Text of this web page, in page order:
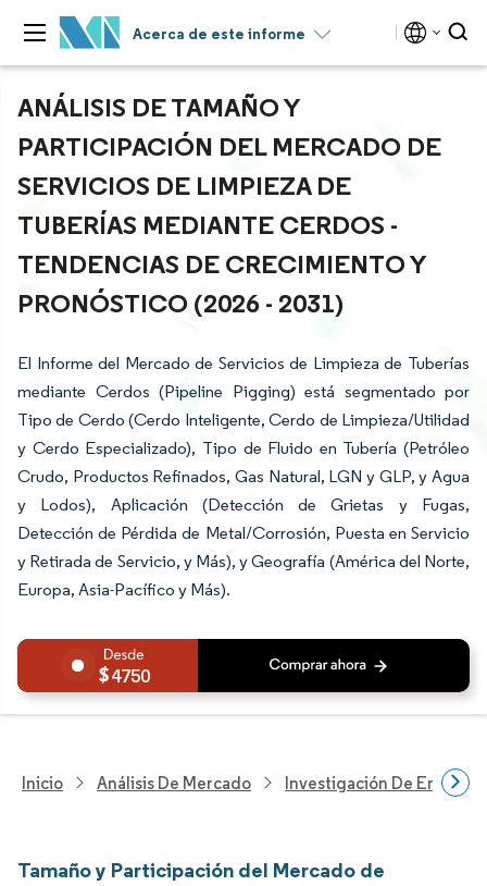
Acerca de este informe
ANÁLISIS DE TAMAÑO Y
PARTICIPACIÓN DEL MERCADO DE
SERVICIOS DE LIMPIEZA DE
TUBERÍAS MEDIANTE CERDOS -
TENDENCIAS DE CRECIMIENTO Y
PRONÓSTICO (2026 - 2031)
El Informe del Mercado de Servicios de Limpieza de Tuberías
mediante Cerdos (Pipeline Pigging) está segmentado por
Tipo de Cerdo (Cerdo Inteligente, Cerdo de Limpieza/Utilidad
y Cerdo Especializado), Tipo de Fluido en Tubería (Petróleo
Crudo, Productos Refinados, Gas Natural, LGN y GLP, y Agua
y Lodos), Aplicación (Detección de Grietas y Fugas,
Detección de Pérdida de Metal/Corrosión, Puesta en Servicio
y Retirada de Servicio, y Más), y Geografía (América del Norte,
Europa, Asia-Pacífico y Más).
4750
Inicio Análisis De Mercado Investigación De Energía
Tamaño y Participación del Mercado de